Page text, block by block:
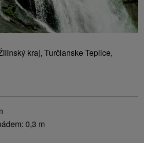
kraj, Turčianske Teplice,
0,3 m